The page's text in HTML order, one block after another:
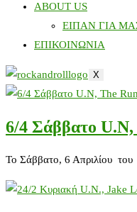
ABOUT US
ΕΙΠΑΝ ΓΙΑ
ΕΠΙΚΟΙΝΩΝΙΑ
X
6/4 Σάββατο
Το Σάββατο, 6 Απριλίου